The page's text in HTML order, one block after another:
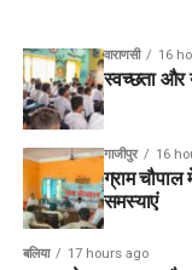
वाराणसी 16
स्वच्छता और
गाजीपुर 16
ग्राम
समस्याएं
बलिया 17 hours ago